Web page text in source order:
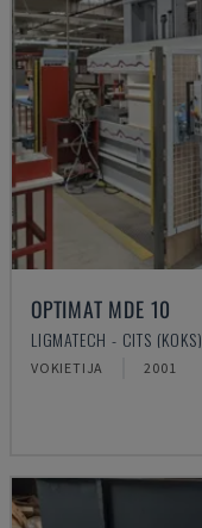
OPTIMAT MDE 10
LIGMATECH - CITS (KOKS)
VOKIETIJA 2001